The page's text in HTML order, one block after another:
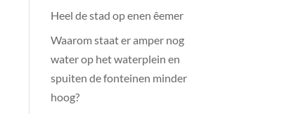
Heel de stad op enen êemer
Waarom staat er amper nog
water op het waterplein en
spuiten de fonteinen minder
hoog?